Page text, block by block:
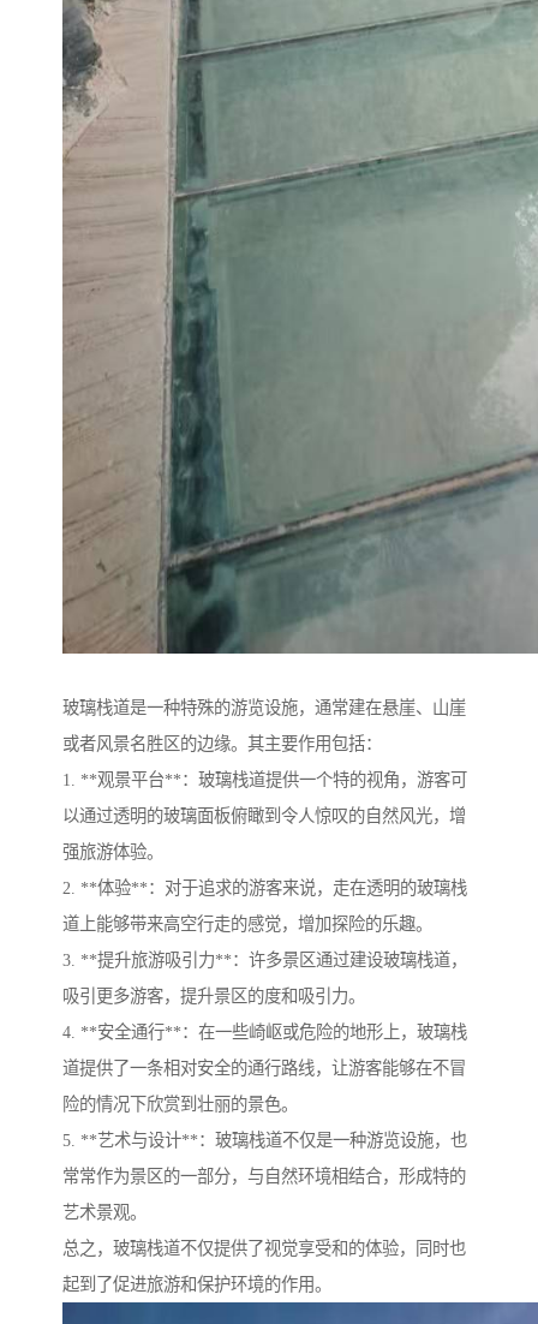
玻璃栈道是一种特殊的游览设施，通常建在悬崖、山崖
或者风景名胜区的边缘。其主要作用包括：
1. **观景平台**：玻璃栈道提供一个特的视角，游客可
以通过透明的玻璃面板俯瞰到令人惊叹的自然风光，增
强旅游体验。
2. **体验**：对于追求的游客来说，走在透明的玻璃栈
道上能够带来高空行走的感觉，增加探险的乐趣。
3. **提升旅游吸引力**：许多景区通过建设玻璃栈道，
吸引更多游客，提升景区的度和吸引力。
4. **安全通行**：在一些崎岖或危险的地形上，玻璃栈
道提供了一条相对安全的通行路线，让游客能够在不冒
险的情况下欣赏到壮丽的景色。
5. **艺术与设计**：玻璃栈道不仅是一种游览设施，也
常常作为景区的一部分，与自然环境相结合，形成特的
艺术景观。
总之，玻璃栈道不仅提供了视觉享受和的体验，同时也
起到了促进旅游和保护环境的作用。